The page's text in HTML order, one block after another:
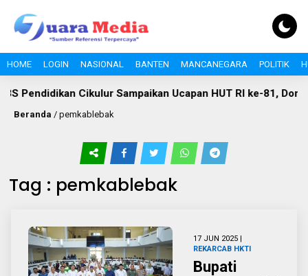
HOME LOGIN NASIONAL BANTEN MANCANEGARA POLITIK
Cikulur Sampaikan Ucapan HUT RI ke-81, Dorong
Beranda / pemkablebak
Tag : pemkablebak
17 JUN 2025 |
REKARCAB HKTI
Bupati